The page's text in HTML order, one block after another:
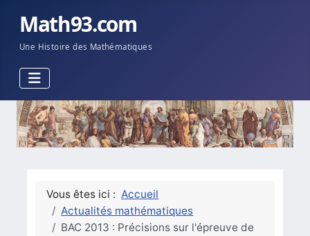
Math93.com
Une Histoire des Mathématiques
Vous êtes ici : Accueil
Actualités mathématiques
BAC 2013 : Précisions sur l'épreuve de